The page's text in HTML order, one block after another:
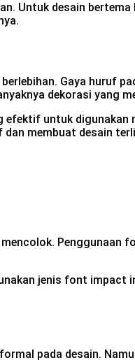
Untuk desain
Gaya huruf
dekorasi yang
untuk digunakan
membuat desain
jenis font
pada desain.